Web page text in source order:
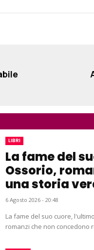
LIBRI
La fame del
Ossorio,
una storia
6 Agosto 2026 - 20:48
La fame del suo cuore,
romanzi che non concedono